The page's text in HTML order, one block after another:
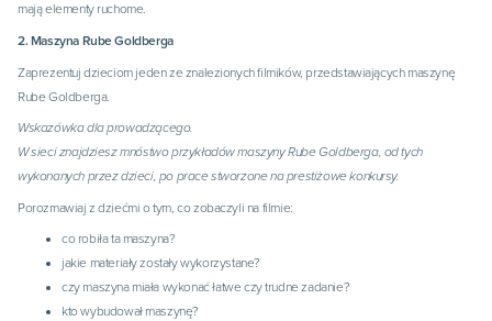
mają elementy ruchome.
2. Maszyna Rube Goldberga
Zaprezentuj dzieciom jeden ze znalezionych filmików, przedstawiających maszynę
Rube Goldberga.
Wskazówka dla prowadzącego.
W sieci znajdziesz mnóstwo przykładów maszyny Rube Goldberga, od tych
wykonanych przez dzieci, po prace stworzone na prestiżowe konkursy.
Porozmawiaj z dziećmi o tym, co zobaczyli na filmie:
co robiła ta maszyna?
jakie materiały zostały wykorzystane?
czy maszyna miała wykonać łatwe czy trudne zadanie?
kto wybudował maszynę?